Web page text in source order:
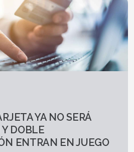
YA NO SERÁ
DOBLE
ENTRAN EN JUEGO